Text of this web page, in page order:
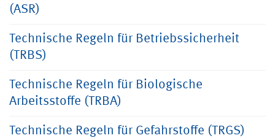
(ASR)
Technische Regeln für Betriebssicherheit
(TRBS)
Technische Regeln für Biologische
Arbeitsstoffe (TRBA)
Technische Regeln für Gefahrstoffe (TRGS)